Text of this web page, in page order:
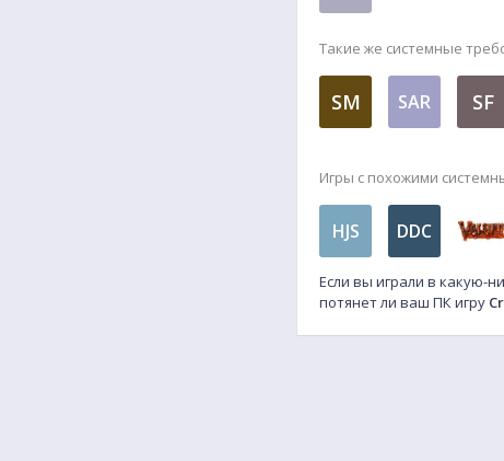
Такие же системные
SM SAR SF
Игры с похожими
HJS DDC
Если вы играли в какую-
потянет ли ваш ПК игру